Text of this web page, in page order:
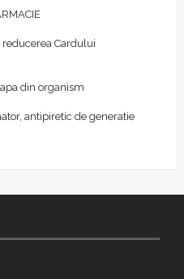
Cardului
din organism
antipiretic de generatie